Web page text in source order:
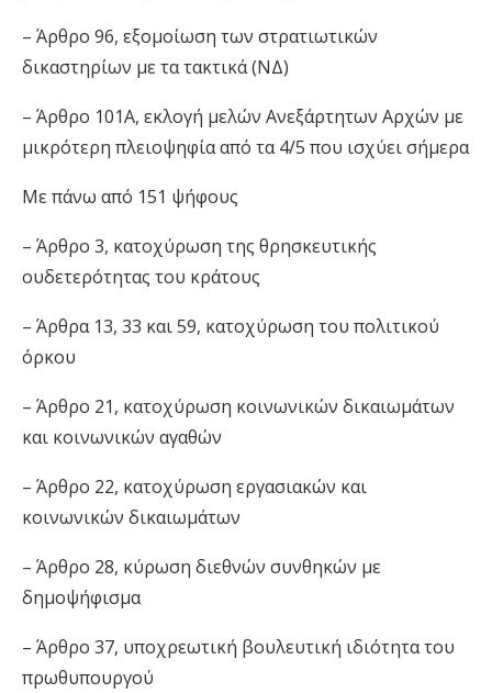
– Άρθρο 96, εξομοίωση των στρατιωτικών
δικαστηρίων με τα τακτικά (ΝΔ)
– Άρθρο 101Α, εκλογή μελών Ανεξάρτητων Αρχών με
μικρότερη πλειοψηφία από τα 4/5 που ισχύει σήμερα
Με πάνω από 151 ψήφους
– Άρθρο 3, κατοχύρωση της θρησκευτικής
ουδετερότητας του κράτους
– Άρθρα 13, 33 και 59, κατοχύρωση του πολιτικού
όρκου
– Άρθρο 21, κατοχύρωση κοινωνικών δικαιωμάτων
και κοινωνικών αγαθών
– Άρθρο 22, κατοχύρωση εργασιακών και
κοινωνικών δικαιωμάτων
– Άρθρο 28, κύρωση διεθνών συνθηκών με
δημοψήφισμα
– Άρθρο 37, υποχρεωτική βουλευτική ιδιότητα του
πρωθυπουργού